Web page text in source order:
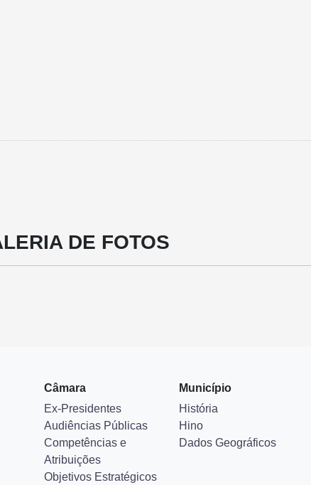
DE FOTOS
Câmara
Ex-Presidentes
Audiências Públicas
Competências e
Atribuições
Objetivos Estratégicos
Município
História
Hino
Dados Geográficos